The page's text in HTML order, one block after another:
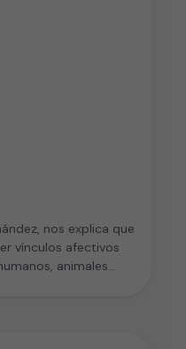
nos explica que
vínculos afectivos
animales…